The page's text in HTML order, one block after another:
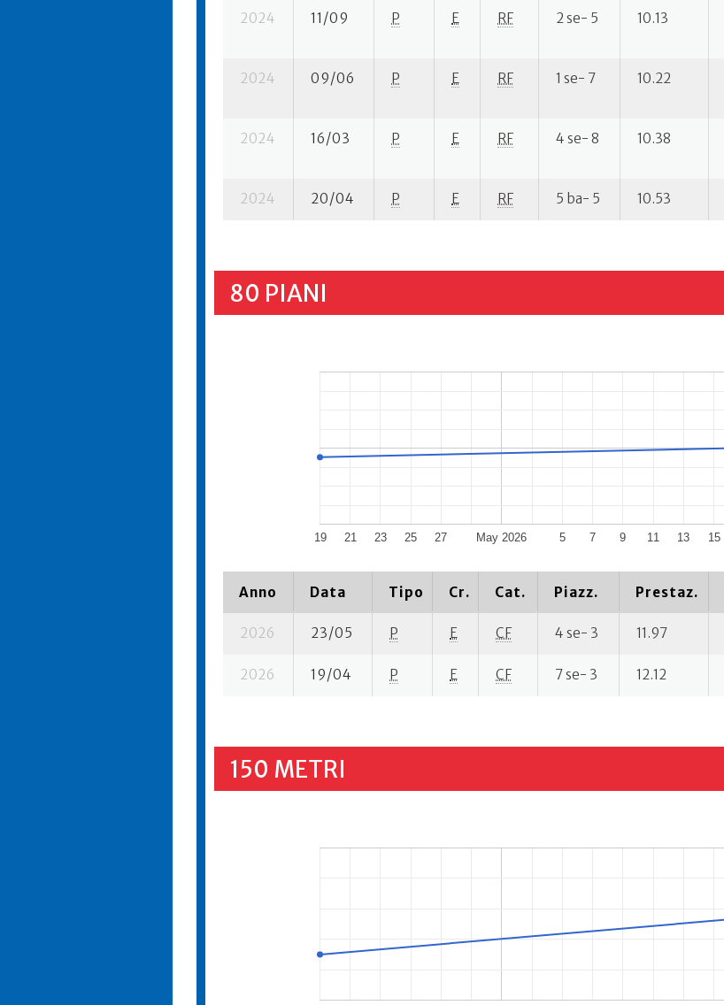
2024 11/09 P E RF 2 se- 5 10.13
2024 09/06 P E RF 1 se- 7 10.22
2024 16/03 P E RF 4 se- 8 10.38
2024 20/04 P E RF 5 ba- 5 10.53
80 PIANI
May 2026
19 21 23 25 27 5 7 9 11 13 15
Anno Data Tipo Cr. Cat. Piazz. Prestaz.
2026 23/05 P E CF 4 se- 3 11.97
2026 19/04 P E CF 7 se- 3 12.12
150 METRI